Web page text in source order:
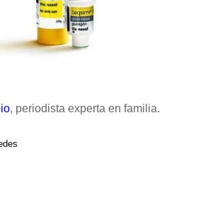
, periodista experta en familia.